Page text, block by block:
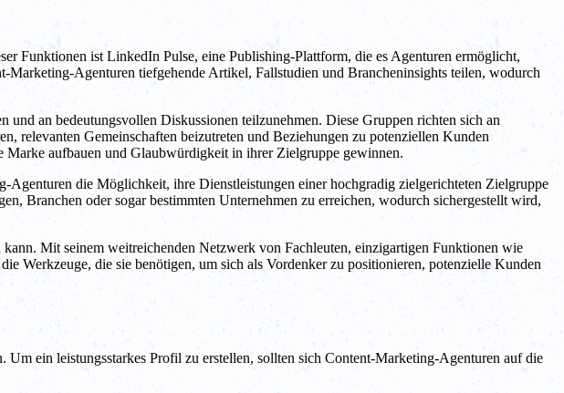
Funktionen ist LinkedIn Pulse, eine Publishing-Plattform, die es Agenturen ermöglicht,
Agenturen tiefgehende Artikel, Fallstudien und Brancheninsights teilen, wodurch
an bedeutungsvollen Diskussionen teilzunehmen. Diese Gruppen richten sich an
relevanten Gemeinschaften beizutreten und Beziehungen zu potenziellen Kunden
aufbauen und Glaubwürdigkeit in ihrer Zielgruppe gewinnen.
die Möglichkeit, ihre Dienstleistungen einer hochgradig zielgerichteten Zielgruppe
Branchen oder sogar bestimmten Unternehmen zu erreichen, wodurch sichergestellt wird,
Mit seinem weitreichenden Netzwerk von Fachleuten, einzigartigen Funktionen wie
Werkzeuge, die sie benötigen, um sich als Vordenker zu positionieren, potenzielle Kunden
ein leistungsstarkes Profil zu erstellen, sollten sich Content-Marketing-Agenturen auf die